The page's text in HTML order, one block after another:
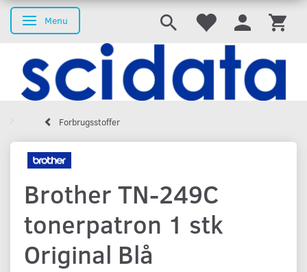
Skifte navigation
Menu
Forbrugsstoffer
Brother TN-249C
tonerpatron 1 stk
Original Blå